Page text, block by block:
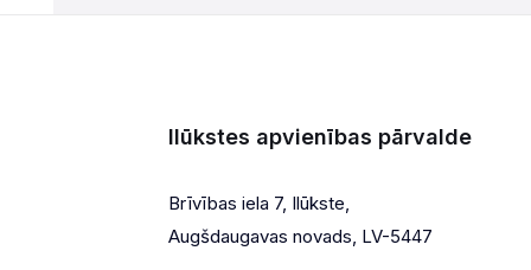
Ilūkstes apvienības pārvalde
Brīvības iela 7, Ilūkste,
Augšdaugavas novads, LV-5447